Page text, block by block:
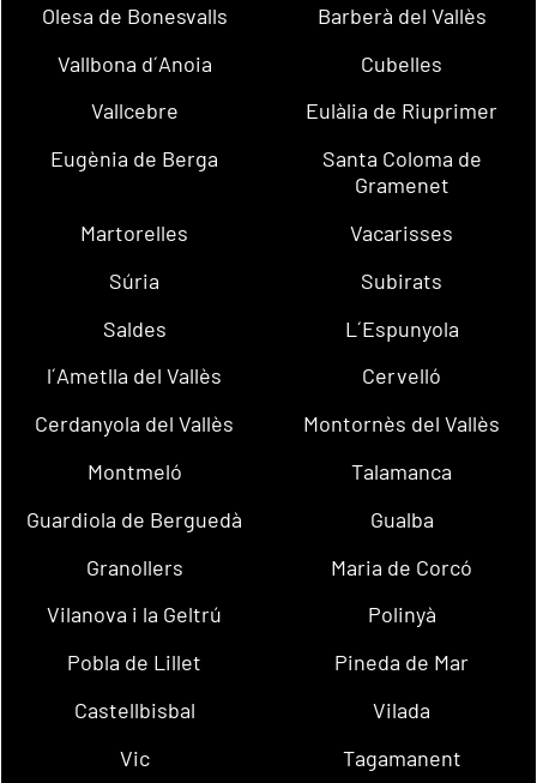
Olesa de Bonesvalls
Barberà del Vallès
Vallbona d´Anoia
Cubelles
Vallcebre
Eulàlia de Riuprimer
Eugènia de Berga
Santa Coloma de
Gramenet
Martorelles
Vacarisses
Súria
Subirats
Saldes
L´Espunyola
l´Ametlla del Vallès
Cervelló
Cerdanyola del Vallès
Montornès del Vallès
Montmeló
Talamanca
Guardiola de Berguedà
Gualba
Granollers
Maria de Corcó
Vilanova i la Geltrú
Polinyà
Pobla de Lillet
Pineda de Mar
Castellbisbal
Vilada
Vic
Tagamanent